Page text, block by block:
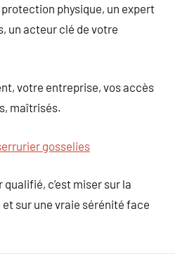
protection physique, un expert
un acteur clé de votre
votre entreprise, vos accès
maîtrisés.
gosselies
c’est miser sur la
sur une vraie sérénité face